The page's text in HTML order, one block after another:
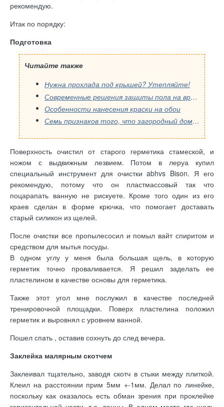
рекомендую.
Итак по порядку:
Подготовка
Читайте также
Нужна прохлада под крышей? Утепляйте!
Современные решения защиты пола на время ремонта
Особенности нанесения краски на обои
Семь признаков того, что загородный дом пора утеплять
Поверхность очистил от старого герметика стамеской, и
ножом с выдвижным лезвием. Потом в леруа купил
специальный инструмент для очистки abhvs Bison. Я его
рекомендую, потому что он пластмассовый так что
поцарапать ванную не рискуете. Кроме того один из его
краев сделан в форме крючка, что помогает доставать
старый силикон из щелей.
После очистки все пропылесосил и помыл вайт спиритом и
средством для мытья посуды.
В одном углу у меня была большая щель, в которую
герметик точно проваливается. Я решил заделать ее
пластелином в качестве основы для герметика.
Также этот угол мне послужил в качестве последней
тренировочной площадки. Поверх пластелина положил
герметик и выровнял с уровнем ванной.
Пошел спать , оставив сохнуть до след вечера.
Заклейка малярным скотчем
Заклеивал тщательно, заводя скотч в стыки между плиткой.
Клеил на расстоянии прим 5мм +-1мм. Делал по линейке,
поскольку как оказалось есть обман зрения при проклейке